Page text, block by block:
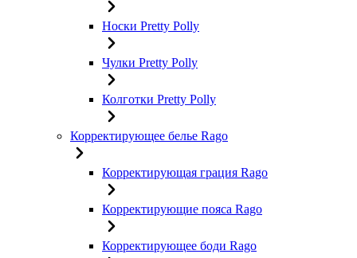
Носки Pretty Polly
Чулки Pretty Polly
Колготки Pretty Polly
Корректирующее белье Rago
Корректирующая грация Rago
Корректирующие пояса Rago
Корректирующее боди Rago